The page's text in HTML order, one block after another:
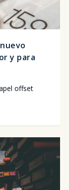
y para
off­set